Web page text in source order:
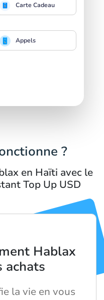
Carte Cadeau
Appels
?
en Haïti avec le
Top Up USD
Hablax
achats
la vie en vous